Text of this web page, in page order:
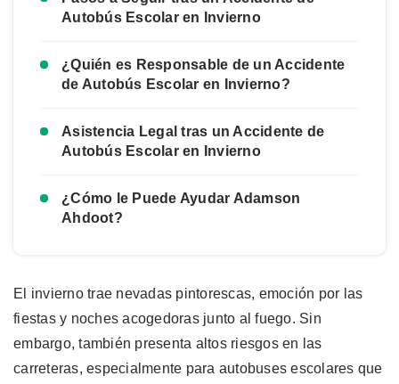
Autobús Escolar en Invierno
¿Quién es Responsable de un Accidente
de Autobús Escolar en Invierno?
Asistencia Legal tras un Accidente de
Autobús Escolar en Invierno
¿Cómo le Puede Ayudar Adamson
Ahdoot?
El invierno trae nevadas pintorescas, emoción por las
fiestas y noches acogedoras junto al fuego. Sin
embargo, también presenta altos riesgos en las
carreteras, especialmente para autobuses escolares que